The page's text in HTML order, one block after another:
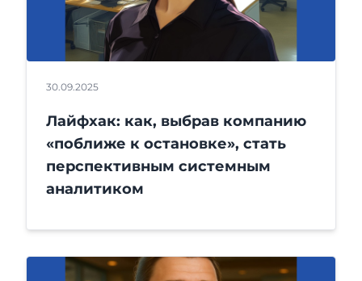
30.09.2025
Лайфхак: как, выбрав компанию
«поближе к остановке», стать
перспективным системным
аналитиком‎